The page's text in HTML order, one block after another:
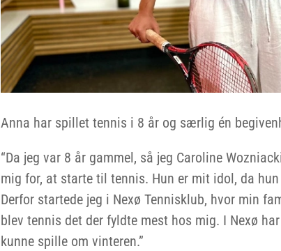
Anna har spillet tennis i 8 år og særlig én
“Da jeg var 8 år gammel, så jeg Caroline
mig for, at starte til tennis. Hun er mit idol, da
Derfor startede jeg i Nexø Tennisklub, hvor min
blev tennis det der fyldte mest hos mig. I Nexø
kunne spille om vinteren.”